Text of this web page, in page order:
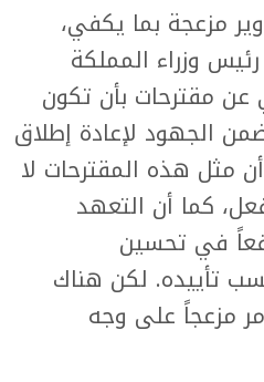
مزعجة بما يكفي،
وزراء المملكة
عن مقترحات بأن تكون
الجهود لإعادة إطلاق
مثل هذه المقترحات لا
كما أن التعهد
في تحسين
تأييده. لكن هناك
مزعجاً على وجه